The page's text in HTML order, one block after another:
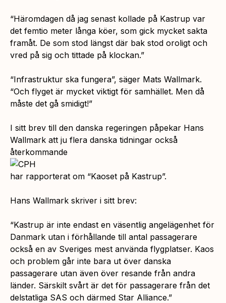
“Häromdagen då jag senast kollade på Kastrup var
det femtio meter långa köer, som gick mycket sakta
framåt. De som stod längst där bak stod oroligt och
vred på sig och tittade på klockan.”
“Infrastruktur ska fungera”, säger Mats Wallmark.
“Och flyget är mycket viktigt för samhället. Men då
måste det gå smidigt!”
I sitt brev till den danska regeringen påpekar Hans
Wallmark att ju flera danska tidningar också
återkommande
har rapporterat om “Kaoset på Kastrup”.
Hans Wallmark skriver i sitt brev:
“Kastrup är inte endast en väsentlig angelägenhet för
Danmark utan i förhållande till antal passagerare
också en av Sveriges mest använda flygplatser. Kaos
och problem går inte bara ut över danska
passagerare utan även över resande från andra
länder. Särskilt svårt är det för passagerare från det
delstatliga SAS och därmed Star Alliance.”